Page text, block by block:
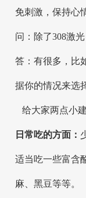
免刺激，保持心
问：除了308激
答：有很多，比
据你的情况来选
给大家两点小建
日常吃的方面：
适当吃一些富含
麻、黑豆等等。